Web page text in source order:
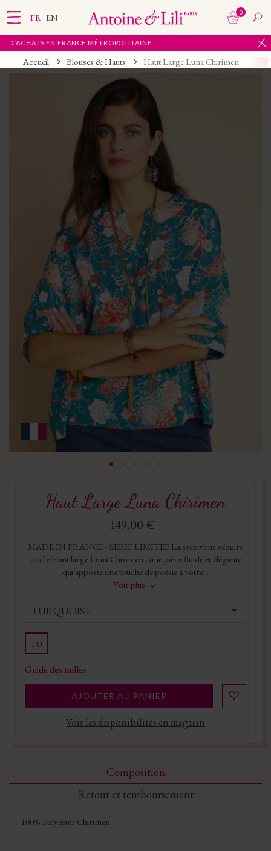
EN FRANCE MÉTROPOLITAINE
FR EN 0
Accueil Blouses & Hauts Haut Large Luna Chirimen
Haut Large Luna Chirimen
149,00 €
MADE IN FRANCE - SERIE LIMITEE Laissez-vous séduire
par le Haut large Luna Chirimen , une pièce fluide et élégante
qui apporte une touche de poésie à votre...
Voir plus
TURQUOISE
TU
Guide des tailles
AJOUTER AU PANIER
Voir les disponibilités en magasin
Composition
Retour et remboursement
100% Polyester Chirimen